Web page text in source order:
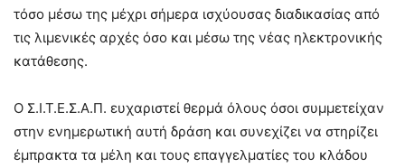
τόσο μέσω της μέχρι σήμερα ισχύουσας διαδικασίας από
τις λιμενικές αρχές όσο και μέσω της νέας ηλεκτρονικής
κατάθεσης.
Ο Σ.Ι.Τ.Ε.Σ.Α.Π. ευχαριστεί θερμά όλους όσοι συμμετείχαν
στην ενημερωτική αυτή δράση και συνεχίζει να στηρίζει
έμπρακτα τα μέλη και τους επαγγελματίες του κλάδου